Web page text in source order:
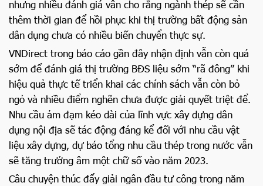
nhưng nhiều đánh giá vẫn cho rằng ngành thép sẽ cần
thêm thời gian để hồi phục khi thị trường bất động sản
dân dụng chưa có nhiều biến chuyển thực sự.
VNDirect trong báo cáo gần đây nhận định vẫn còn quá
sớm để đánh giá thị trường BĐS liệu sớm “rã đông” khi
hiệu quả thực tế triển khai các chính sách vẫn còn bỏ
ngỏ và nhiều điểm nghẽn chưa được giải quyết triệt để.
Nhu cầu ảm đạm kéo dài của lĩnh vực xây dựng dân
dụng nội địa sẽ tác động đáng kể đối với nhu cầu vật
liệu xây dựng, dự báo tổng nhu cầu thép trong nước vẫn
sẽ tăng trưởng âm một chữ số vào năm 2023.
Câu chuyện thúc đẩy giải ngân đầu tư công trong năm